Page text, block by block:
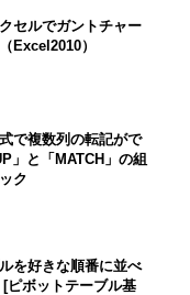
セルでガントチャー
Excel2010）
で複数列の転記がで
」と「MATCH」の組
ク
を好きな順番に並べ
ピボットテーブル基